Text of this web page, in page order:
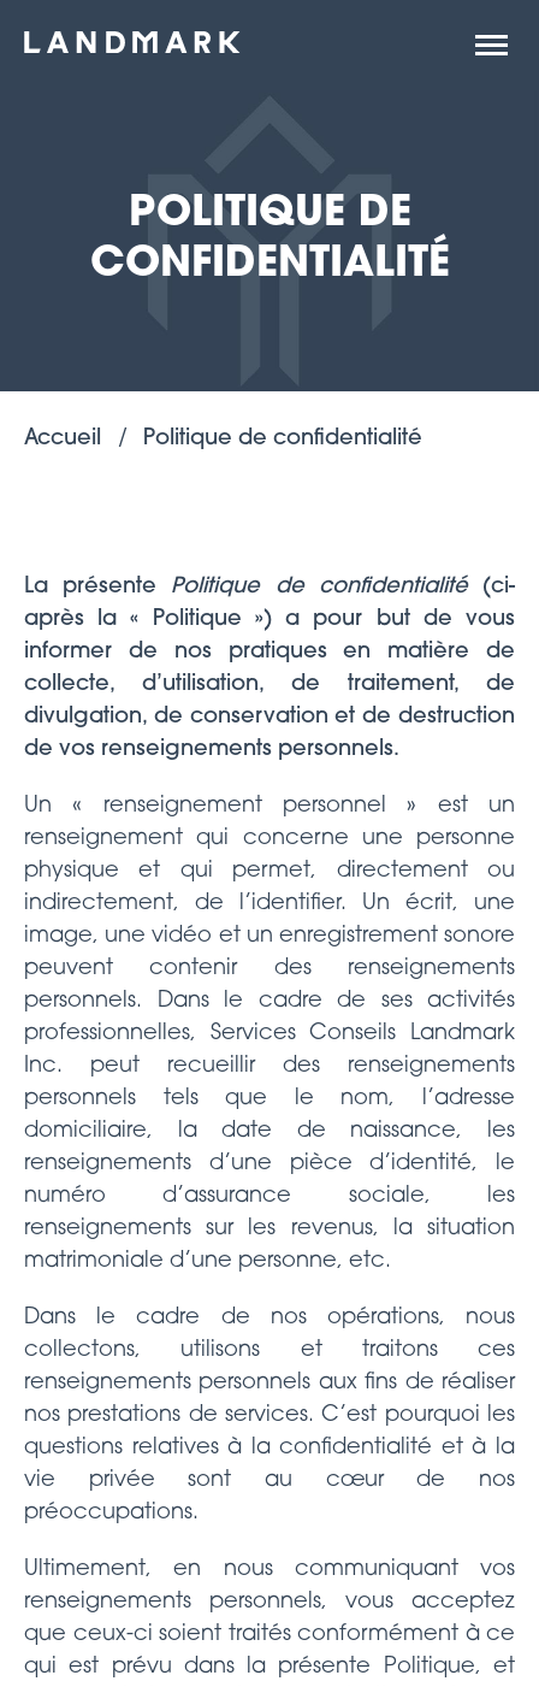
la
POLITIQUE DE
CONFIDENTIALITÉ
Accueil Politique de confidentialité
La présente Politique de confidentialité(ci-
après la « Politique ») a pour but de vous
informer de nos pratiques en matière de
collecte, d’utilisation, de traitement, de
divulgation, de conservation et de destruction
de vos renseignements personnels.
Un « renseignement personnel » est un
renseignement qui concerne une personne
physique et qui permet, directement ou
indirectement, de l’identifier. Un écrit, une
image, une vidéo et un enregistrement sonore
peuvent contenir des renseignements
personnels. Dans le cadre de ses activités
professionnelles, Services Conseils Landmark
Inc. peut recueillir des renseignements
personnels tels que le nom, l’adresse
domiciliaire, la date de naissance, les
renseignements d’une pièce d’identité, le
numéro d’assurance sociale, les
renseignements sur les revenus, la situation
matrimoniale d’une personne, etc.
Dans le cadre de nos opérations, nous
collectons, utilisons et traitons ces
renseignements personnels aux fins de réaliser
nos prestations de services. C’est pourquoi les
questions relatives à la confidentialité et à la
vie privée sont au cœur de nos
préoccupations.
Ultimement, en nous communiquant vos
renseignements personnels, vous acceptez
que ceux-ci soient traités conformément à ce
qui est prévu dans la présente Politique, et